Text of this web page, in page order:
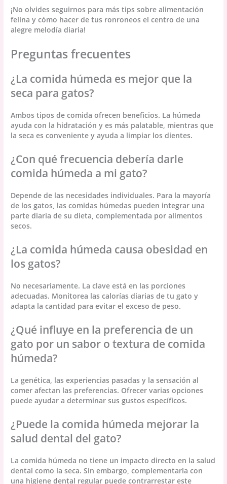
¡No olvides seguirnos para más tips sobre alimentación
felina y cómo hacer de tus ronroneos el centro de una
alegre melodía diaria!
Preguntas frecuentes
¿La comida húmeda es mejor que la
seca para gatos?
Ambos tipos de comida ofrecen beneficios. La húmeda
ayuda con la hidratación y es más palatable, mientras que
la seca es conveniente y ayuda a limpiar los dientes.
¿Con qué frecuencia debería darle
comida húmeda a mi gato?
Depende de las necesidades individuales. Para la mayoría
de los gatos, las comidas húmedas pueden integrar una
parte diaria de su dieta, complementada por alimentos
secos.
¿La comida húmeda causa obesidad en
los gatos?
No necesariamente. La clave está en las porciones
adecuadas. Monitorea las calorías diarias de tu gato y
adapta la cantidad para evitar el exceso de peso.
¿Qué influye en la preferencia de un
gato por un sabor o textura de comida
húmeda?
La genética, las experiencias pasadas y la sensación al
comer afectan las preferencias. Ofrecer varias opciones
puede ayudar a determinar sus gustos específicos.
¿Puede la comida húmeda mejorar la
salud dental del gato?
La comida húmeda no tiene un impacto directo en la salud
dental como la seca. Sin embargo, complementarla con
una higiene dental regular puede contrarrestar este